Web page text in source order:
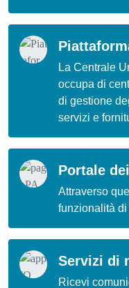
La Centrale
occupa di
di gestione
servizi e
Portale
Attraverso
funzionalità
Servizi di
Ricevi